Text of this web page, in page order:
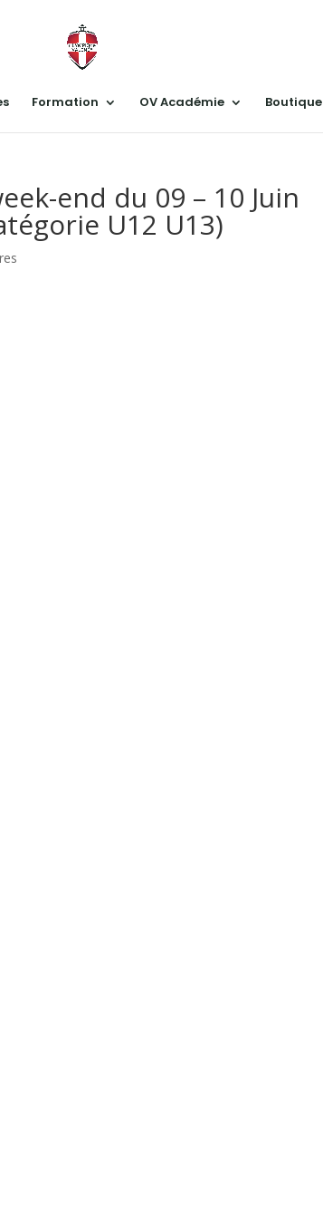
Formation OV Académie Boutique
end du 09 – 10 Juin
U12 U13)